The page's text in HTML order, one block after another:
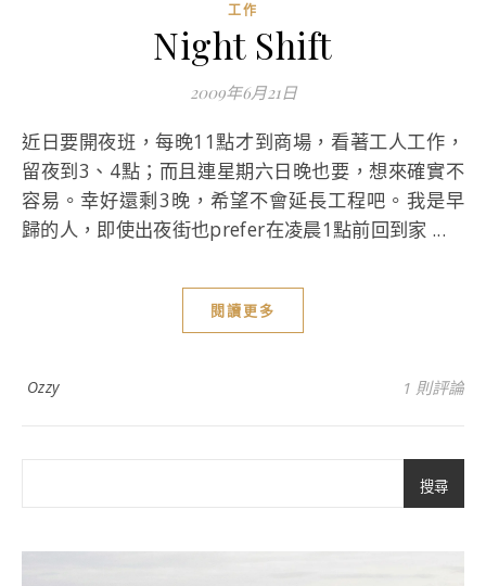
工作
Night Shift
2009年6月21日
近日要開夜班，每晚11點才到商場，看著工人工作，
留夜到3、4點；而且連星期六日晚也要，想來確實不
容易。幸好還剩3晚，希望不會延長工程吧。我是早
歸的人，即使出夜街也prefer在凌晨1點前回到家 ...
閱讀更多
Ozzy 1 則評論
搜尋